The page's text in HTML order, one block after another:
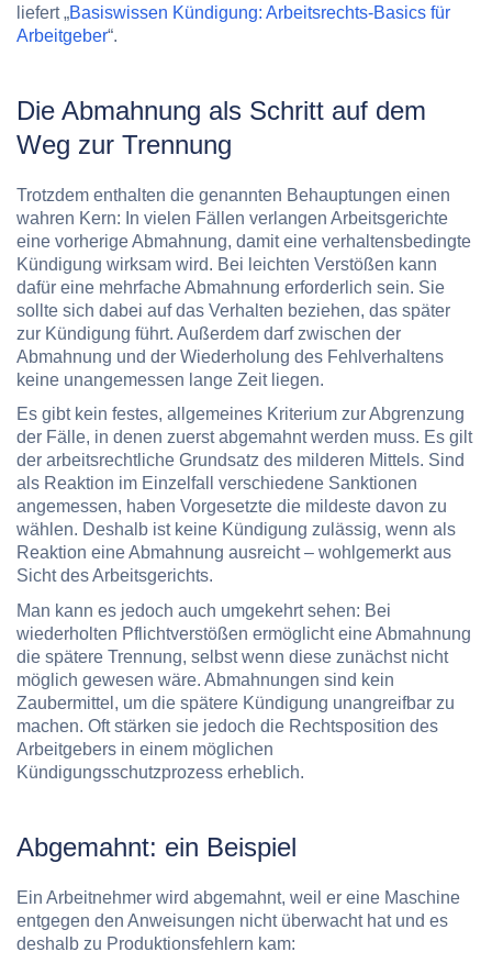
liefert „Basiswissen Kündigung: Arbeitsrechts-Basics für
Arbeitgeber“.
Die Abmahnung als Schritt auf dem
Weg zur Trennung
Trotzdem enthalten die genannten Behauptungen einen
wahren Kern: In vielen Fällen verlangen Arbeitsgerichte
eine vorherige Abmahnung, damit eine verhaltensbedingte
Kündigung wirksam wird. Bei leichten Verstößen kann
dafür eine mehrfache Abmahnung erforderlich sein. Sie
sollte sich dabei auf das Verhalten beziehen, das später
zur Kündigung führt. Außerdem darf zwischen der
Abmahnung und der Wiederholung des Fehlverhaltens
keine unangemessen lange Zeit liegen.
Es gibt kein festes, allgemeines Kriterium zur Abgrenzung
der Fälle, in denen zuerst abgemahnt werden muss. Es gilt
der arbeitsrechtliche Grundsatz des milderen Mittels. Sind
als Reaktion im Einzelfall verschiedene Sanktionen
angemessen, haben Vorgesetzte die mildeste davon zu
wählen. Deshalb ist keine Kündigung zulässig, wenn als
Reaktion eine Abmahnung ausreicht – wohlgemerkt aus
Sicht des Arbeitsgerichts.
Man kann es jedoch auch umgekehrt sehen: Bei
wiederholten Pflichtverstößen ermöglicht eine Abmahnung
die spätere Trennung, selbst wenn diese zunächst nicht
möglich gewesen wäre. Abmahnungen sind kein
Zaubermittel, um die spätere Kündigung unangreifbar zu
machen. Oft stärken sie jedoch die Rechtsposition des
Arbeitgebers in einem möglichen
Kündigungsschutzprozess erheblich.
Abgemahnt: ein Beispiel
Ein Arbeitnehmer wird abgemahnt, weil er eine Maschine
entgegen den Anweisungen nicht überwacht hat und es
deshalb zu Produktionsfehlern kam: